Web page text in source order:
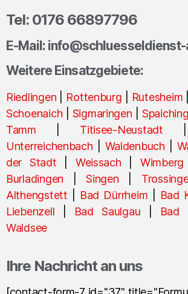
Tel: 0176 66897796
E-Mail:
Weitere Einsatzgebiete:
Riedlingen Rottenburg Rutesheim
Schoenaich
Sigmaringen
Tamm
Titisee-Neustadt
Unterreichenbach
Waldenbuch
der Stadt
Weissach Wimberg
Burladingen |Singen
Althengstett
Bad Dürrheim Bad
Liebenzell
Bad Saulgau Bad
Waldsee
Ihre Nachricht an uns